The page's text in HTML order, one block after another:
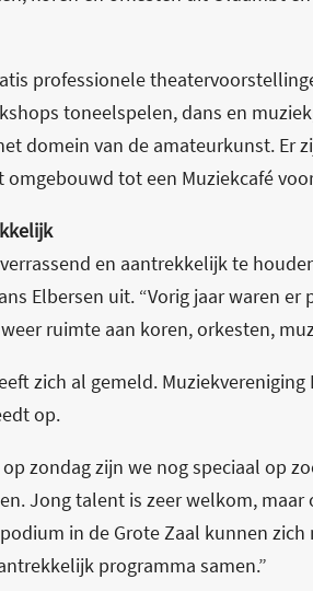
professionele
toneelspelen, dans en
domein van de amateurkunst. Er
omgebouwd tot een Muziekcafé
en aantrekkelijk te
Elbersen uit. “Vorig jaar waren
ruimte aan koren, orkesten,
zich al gemeld.
op.
zondag zijn we nog speciaal op
Jong talent is zeer welkom,
in de Grote Zaal kunnen
programma samen.”